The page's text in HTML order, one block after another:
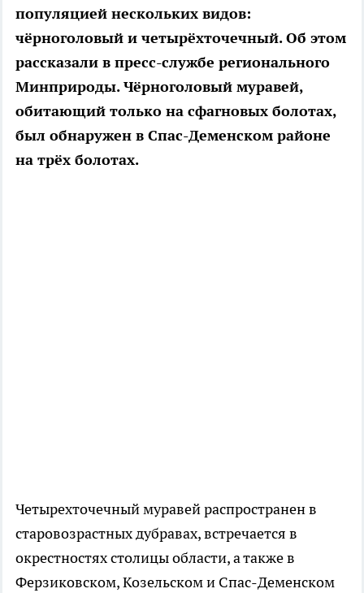
популяцией нескольких видов:
чёрноголовый и четырёхточечный. Об этом
рассказали в пресс-службе регионального
Минприроды. Чёрноголовый муравей,
обитающий только на сфагновых болотах,
был обнаружен в Спас-Деменском районе
на трёх болотах.
Четырехточечный муравей распространен в
старовозрастных дубравах, встречается в
окрестностях столицы области, а также в
Ферзиковском, Козельском и Спас-Деменском